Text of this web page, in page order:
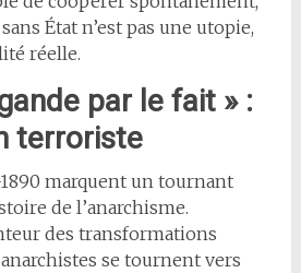
État n’est pas une utopie,
réelle.
par le fait » :
terroriste
marquent un tournant
de l’anarchisme.
des transformations
se tournent vers